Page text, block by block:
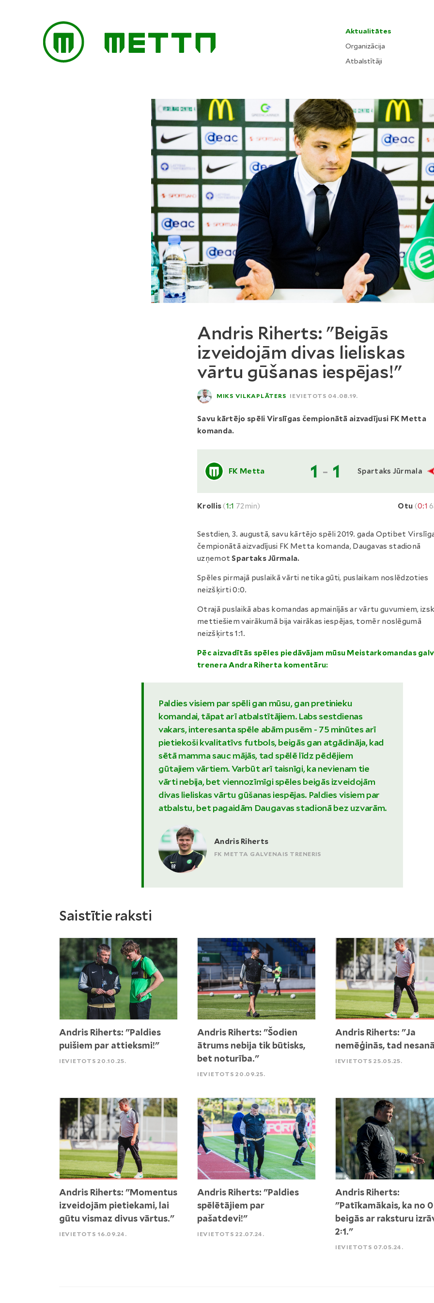
Aktualitātes
Organizācija
Atbalstītāji
Andris Riherts: "Beigās
izveidojām divas lieliskas
vārtu gūšanas iespējas!"
MIKS VILKAPLĀTERS IEVIETOTS 04.08.19.
Savu kārtējo spēli Virslīgas čempionātā aizvadījusi FK Metta
komanda.
FK Metta 1 - 1 Spartaks Jūrmala
Krollis(1:1 72min) Otu (0:1
Sestdien, 3. augustā, savu kārtējo spēli 2019. gada Optibet
čempionātā aizvadījusi FK Metta komanda, Daugavas stadionā
uzņemotSpartaks Jūrmala.
Spēles pirmajā puslaikā vārti netika gūti, puslaikam noslēdzoties
neizšķirti 0:0.
Otrajā puslaikā abas komandas apmainījās ar vārtu guvumiem,
mettiešiem vairākumā bija vairākas iespējas, tomēr noslēgumā
neizšķirts 1:1.
Pēc aizvadītās spēles piedāvājam mūsu Meistarkomandas
trenera Andra Riherta komentāru:
Paldies visiem par spēli gan mūsu, gan pretinieku
komandai, tāpat arī atbalstītājiem. Labs sestdienas
vakars, interesanta spēle abām pusēm - 75 minūtes arī
pietiekoši kvalitatīvs futbols, beigās gan atgādināja, kad
sētā mamma sauc mājās, tad spēlē līdz pēdējiem
gūtajiem vārtiem. Varbūt arī taisnīgi, ka nevienam tie
vārti nebija, bet viennozīmīgi spēles beigās izveidojām
divas lieliskas vārtu gūšanas iespējas. Paldies visiem par
atbalstu, bet pagaidām Daugavas stadionā bez uzvarām.
Andris Riherts
FK METTA GALVENAIS TRENERIS
Saistītie raksti
Andris Riherts: "Paldies
puišiem par attieksmi!"
IEVIETOTS 20.10.25.
Andris Riherts: "Šodien
ātrums nebija tik būtisks,
bet noturība."
IEVIETOTS 20.09.25.
Andris Riherts: "Ja
nemēģinās, tad
IEVIETOTS 25.05.25.
Andris Riherts: "Momentus
izveidojām pietiekami, lai
gūtu vismaz divus vārtus."
IEVIETOTS 16.09.24.
Andris Riherts: "Paldies
spēlētājiem par
pašatdevi!"
IEVIETOTS 22.07.24.
Andris Riherts:
"Patīkamākais, ka no
beigās ar raksturu
2:1."
IEVIETOTS 07.05.24.